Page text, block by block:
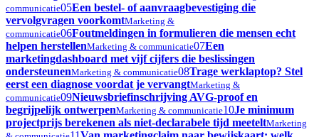
communicatie05Een bestel- of aanvraagbevestiging die
vervolgvragen voorkomtMarketing &
communicatie06Foutmeldingen in formulieren die mensen echt
helpen herstellenMarketing & communicatie07Een
marketingdashboard met vijf cijfers die beslissingen
ondersteunenMarketing & communicatie08Trage werklaptop? Stel
eerst een diagnose voordat je vervangtMarketing &
communicatie09Nieuwsbriefinschrijving AVG-proof en
begrijpelijk ontwerpenMarketing & communicatie10Je minimum
projectprijs berekenen als niet-declarabele tijd meeteltMarketing